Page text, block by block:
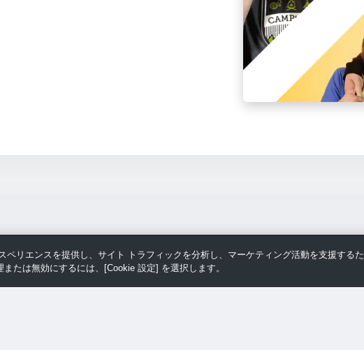
リエンスを提供し、サイト トラフィックを分析し、マーケティング活動を支援するた
たは無効にするには、[Cookie 設定] を選択します。